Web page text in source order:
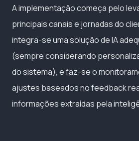
A implementação começa pelo
principais canais e jornadas do
integra-se uma solução de IA
(sempre considerando
do sistema), e faz-se o
ajustes baseados no feedback
informações extraídas pela